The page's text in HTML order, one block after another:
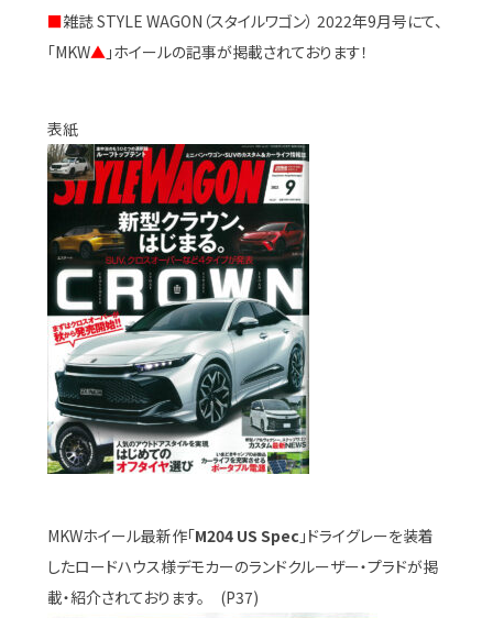
■雑誌 STYLE WAGON（スタイルワゴン） 2022年9月号にて、
「MKW▲」ホイールの記事が掲載されております！
表紙
MKWホイール最新作「M204 US Spec 」ドライグレーを装着
したロードハウス様デモカーのランドクルーザー・プラドが掲
載・紹介されております。 (P37)